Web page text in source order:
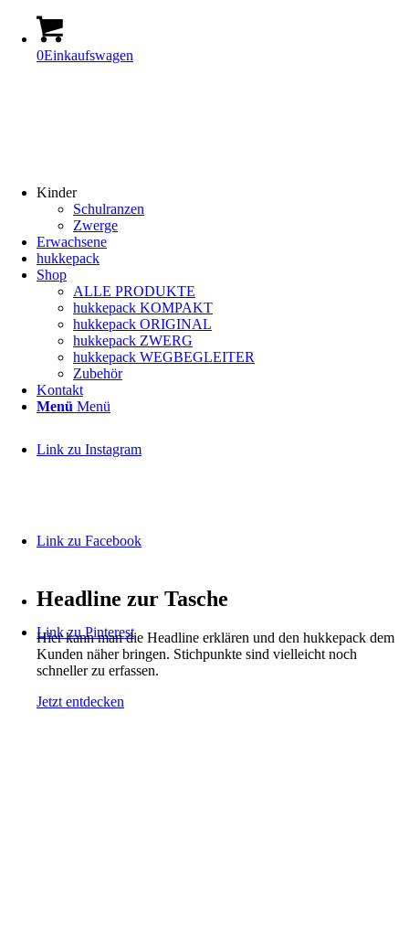
0Einkaufswagen
Link zu Instagram
Link zu Facebook
Link zu Pinterest
Kinder
Schulranzen
Zwerge
Erwachsene
hukkepack
Shop
ALLE PRODUKTE
hukkepack KOMPAKT
hukkepack ORIGINAL
hukkepack ZWERG
hukkepack WEGBEGLEITER
Zubehör
Kontakt
Menü Menü
Headline zur Tasche
Hier kann man die Headline erklären und den hukkepack dem
Kunden näher bringen. Stichpunkte sind vielleicht noch
schneller zu erfassen.
Jetzt entdecken